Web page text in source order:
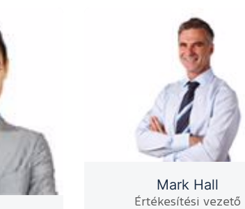
Mark Hall
Értékesítési vezető